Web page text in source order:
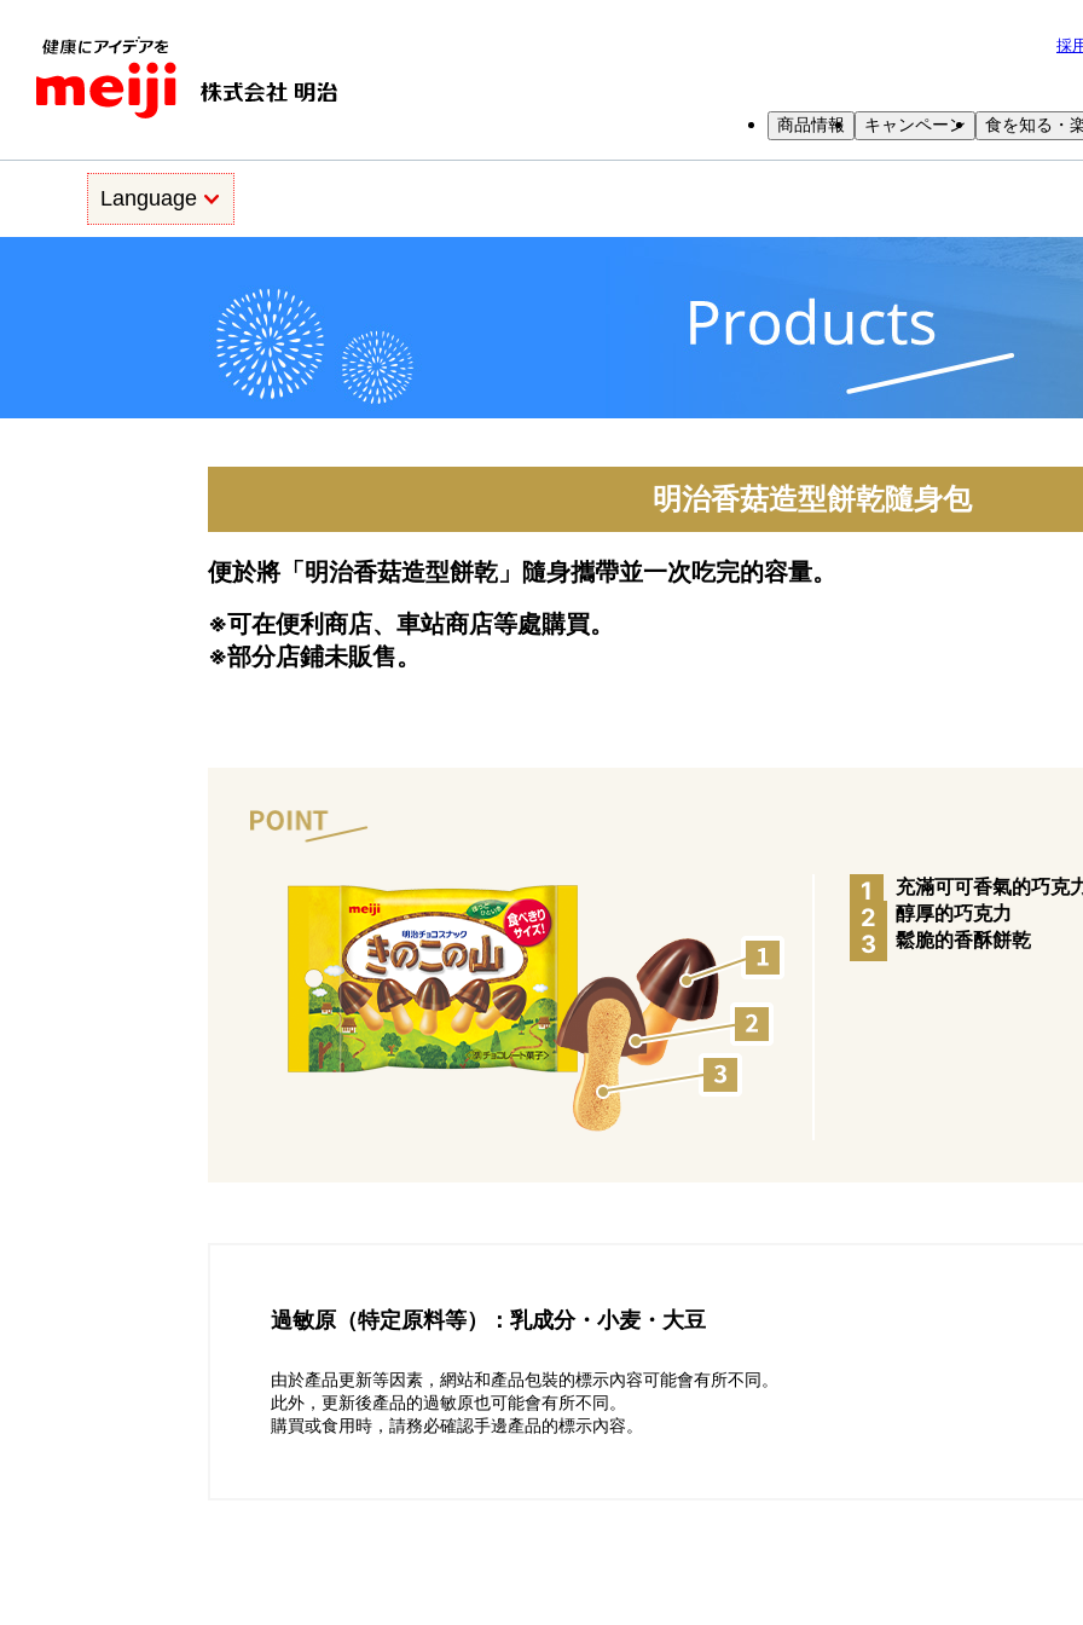
商品情報 キャンペーン 食を知る・
採
明治香菇造型餅乾隨身包
便於將「明治香菇造型餅乾」隨身攜帶並一次吃完的容量。
※可在便利商店、車站商店等處購買。
※部分店鋪未販售。
1 充滿可可香氣的巧克
2 醇厚的巧克力
3 鬆脆的香酥餅乾
過敏原（特定原料等）：乳成分・小麦・大豆
由於產品更新等因素，網站和產品包裝的標示內容可能會有所不同。
此外，更新後產品的過敏原也可能會有所不同。
購買或食用時，請務必確認手邊產品的標示內容。